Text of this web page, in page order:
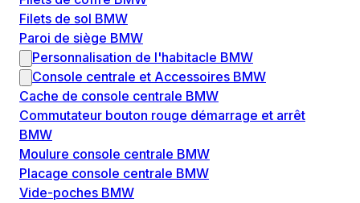
Filets de sol BMW
Paroi de siège BMW
Personnalisation de l'habitacle BMW
Console centrale et Accessoires BMW
Cache de console centrale BMW
Commutateur bouton rouge démarrage et arrêt
BMW
Moulure console centrale BMW
Placage console centrale BMW
Vide-poches BMW